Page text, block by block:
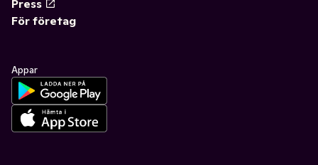
Press
För företag
Appar